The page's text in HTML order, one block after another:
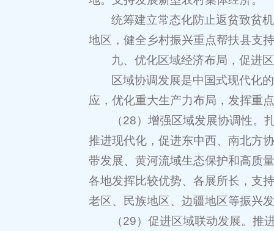
统筹建立常态化防止返贫致贫
地区，健全乡村振兴重点帮扶县支
九、优化区域经济布局，促进
区域协调发展是中国式现代化
应，优化重大生产力布局，发挥重
（28）增强区域发展协调性
推进现代化，促进东中西、南北方
带发展、黄河流域生态保护和高质
各地发挥比较优势、各展所长，支
老区、民族地区、边疆地区等振兴
（29）促进区域联动发展。